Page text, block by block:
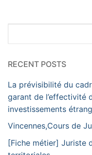
RECENT POSTS
La prévisibilité du
garant de l’effectivité
investissements
Vincennes,Cours de
[Fiche métier] Juriste